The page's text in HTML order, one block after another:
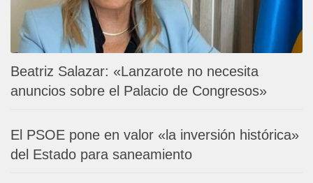
Beatriz Salazar: «Lanzarote no necesita
anuncios sobre el Palacio de Congresos»
El PSOE pone en valor «la inversión histórica»
del Estado para saneamiento